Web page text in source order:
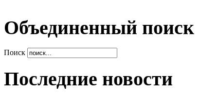
Объединенный поиск
Поиск
Последние новости